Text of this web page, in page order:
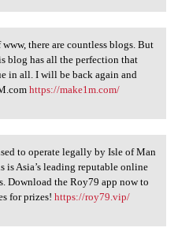
www, there
there are countless blogs. But
blog has all the perfection that
in all. I will be back again and
https://make1m.com/
to operate
to operate legally by Isle of Man
is Asia’s leading reputable online
Download the Roy79 app now to
for prizes! https://roy79.vip/